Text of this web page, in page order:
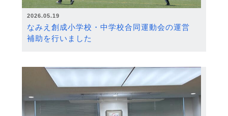
2026.05.19
なみえ創成小学校・中学校合同運動会の運営
補助を行いました